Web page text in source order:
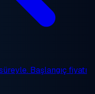
Başlangıç fiyatı